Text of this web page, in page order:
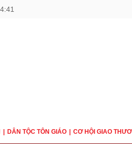
DÂN TỘC TÔN GIÁO CƠ HỘI GIAO